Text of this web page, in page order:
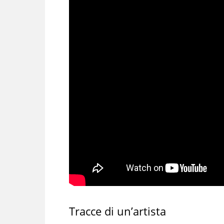
Tracce di un’artista